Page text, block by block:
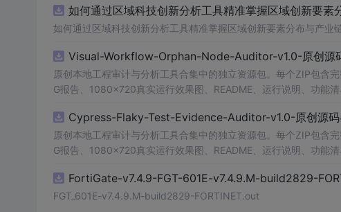
便和实用的工具，你一定会喜欢它的！
如何通过区域科技创新分析工具精准掌握区域创新要
如何通过区域科技创新分析工具精准掌握区域创新要素分布与产业
Visual-Workflow-Orphan-Node-Auditor-v1.0-原创源
原创本地工程审计与分析工具合集中的独立资源包。每个ZIP包含
G报告、1080×720真实运行效果图、README、运行说明、功能
源码、Logo、官方截图、论文、生产日志或其他受限素材。适合前
Cypress-Flaky-Test-Evidence-Auditor-v1.0-原创源
原创本地工程审计与分析工具合集中的独立资源包。每个ZIP包含
G报告、1080×720真实运行效果图、README、运行说明、功能
源码、Logo、官方截图、论文、生产日志或其他受限素材。适合前
FortiGate-v7.4.9-FGT-601E-v7.4.9.M-build2829-
FGT_601E-v7.4.9.M-build2829-FORTINET.out